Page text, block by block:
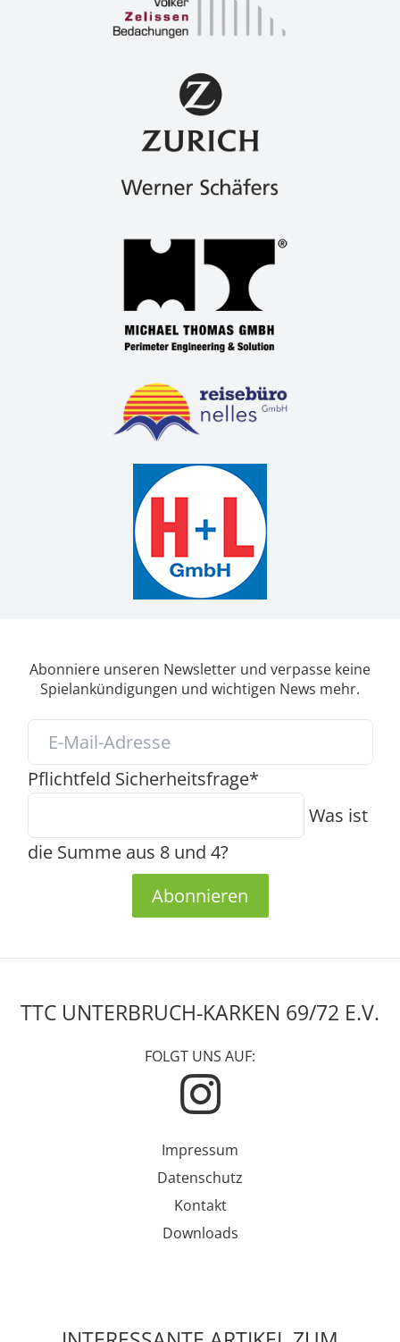
Abonniere unseren Newsletter und verpasse keine
Spielankündigungen und wichtigen News mehr.
Pflichtfeld Sicherheitsfrage*
Was ist
die Summe aus 8 und 4?
Abonnieren
TTC UNTERBRUCH-KARKEN 69/72 E.V.
FOLGT UNS AUF:
Impressum
Datenschutz
Kontakt
Downloads